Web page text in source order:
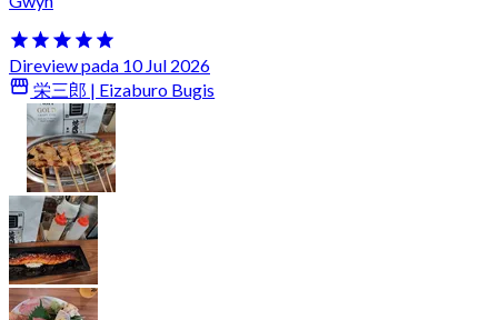
Direview pada 10 Jul 2026
栄三郎 | Eizaburo Bugis